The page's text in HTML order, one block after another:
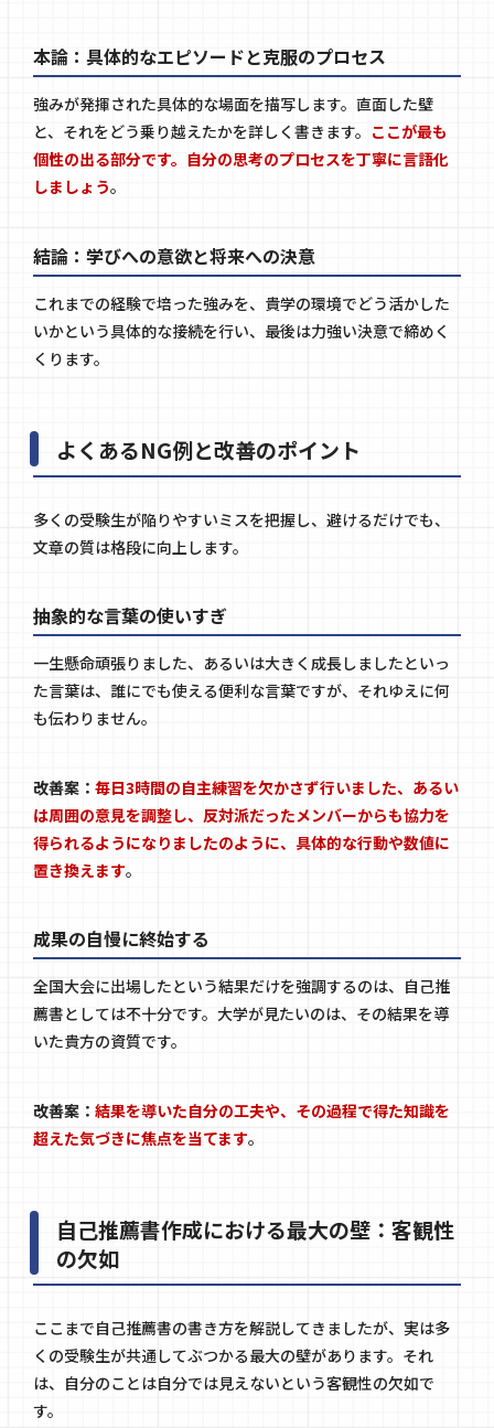
本論：具体的なエピソードと克服のプロセス
強みが発揮された具体的な場面を描写します。直面した壁
と、それをどう乗り越えたかを詳しく書きます。 ここが最も
個性の出る部分です。自分の思考のプロセスを丁寧に言語化
しましょう。
結論：学びへの意欲と将来への決意
これまでの経験で培った強みを、貴学の環境でどう活かした
いかという具体的な接続を行い、最後は力強い決意で締めく
くります。
よくあるNG例と改善のポイント
多くの受験生が陥りやすいミスを把握し、避けるだけでも、
文章の質は格段に向上します。
抽象的な言葉の使いすぎ
一生懸命頑張りました、あるいは大きく成長しましたといっ
た言葉は、誰にでも使える便利な言葉ですが、それゆえに何
も伝わりません。
改善案： 毎日3時間の自主練習を欠かさず行いました、あるい
は周囲の意見を調整し、反対派だったメンバーからも協力を
得られるようになりましたのように、具体的な行動や数値に
置き換えます。
成果の自慢に終始する
全国大会に出場したという結果だけを強調するのは、自己推
薦書としては不十分です。大学が見たいのは、その結果を導
いた貴方の資質です。
改善案： 結果を導いた自分の工夫や、その過程で得た知識を
超えた気づきに焦点を当てます。
自己推薦書作成における最大の壁：客観性
の欠如
ここまで自己推薦書の書き方を解説してきましたが、実は多
くの受験生が共通してぶつかる最大の壁があります。それ
は、自分のことは自分では見えないという客観性の欠如で
す。